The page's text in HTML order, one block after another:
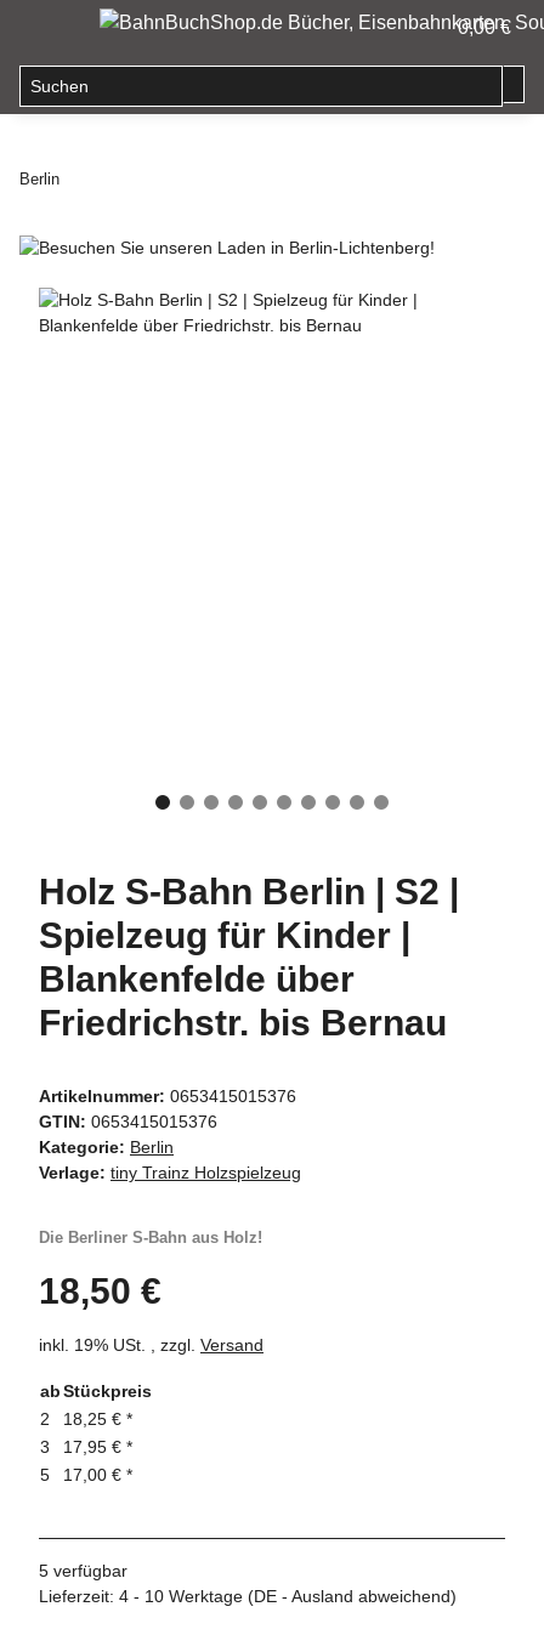
0,00 €
Berlin
Holz S-Bahn Berlin | S2 |
Spielzeug für Kinder |
Blankenfelde über
Friedrichstr. bis Bernau
Artikelnummer: 0653415015376
GTIN: 0653415015376
Kategorie: Berlin
Verlage: tiny Trainz Holzspielzeug
Die Berliner S-Bahn aus Holz!
18,50 €
inkl. 19% USt. , zzgl. Versand
abStückpreis
2
18,25 € *
3
17,95 € *
5
17,00 € *
5 verfügbar
Lieferzeit: 4 - 10 Werktage (DE - Ausland abweichend)